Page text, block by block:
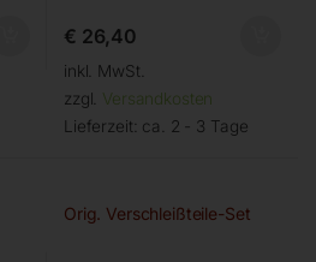
€ 26,40
inkl. MwSt.
zzgl. Versandkosten
Lieferzeit: ca. 2 - 3 Tage
Orig. Verschleißteile-Set